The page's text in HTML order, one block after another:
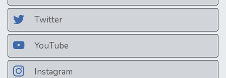
Twitter
YouTube
Instagram